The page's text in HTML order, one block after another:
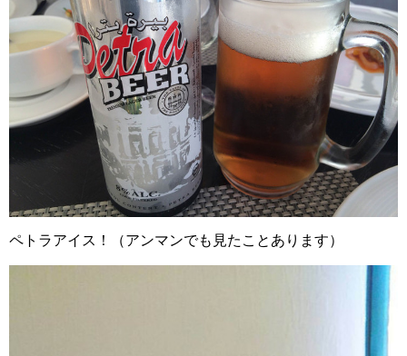
ペトラアイス！（アンマンでも見たことあります）